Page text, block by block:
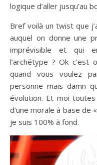
logique d’aller jusqu’au
Bref voilà un twist que
auquel on donne une
imprévisible et qui
l’archétype ? Ok c’est
quand vous voulez
personne mais damn
évolution. Et moi
d’une morale à base de
je suis 100% à fond.